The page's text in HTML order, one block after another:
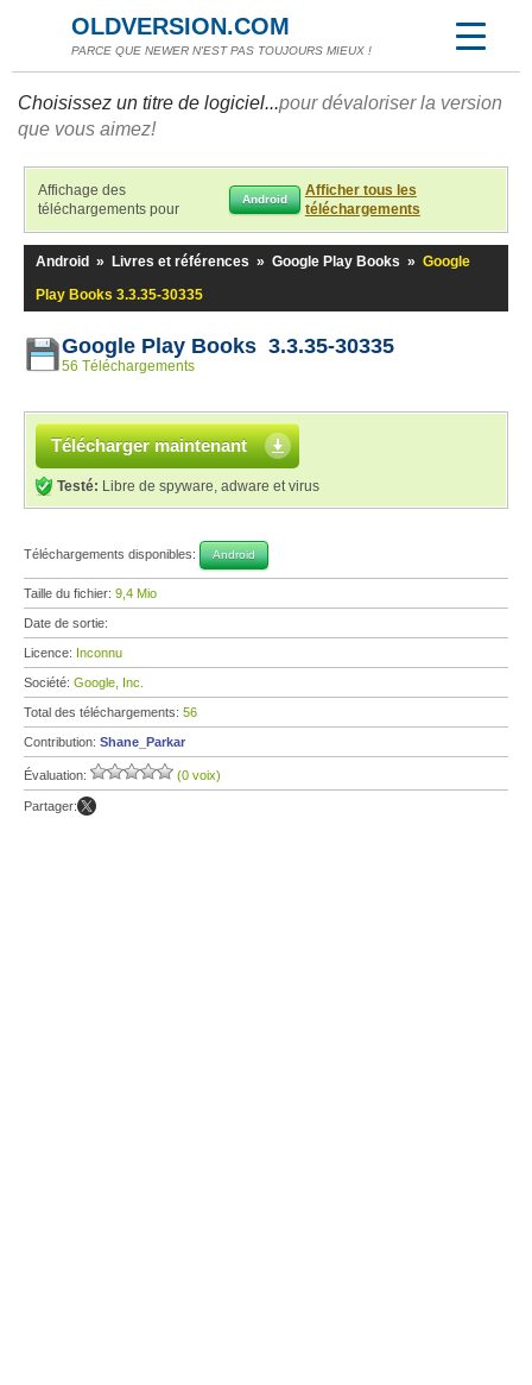
OLDVERSION.COM
PARCE QUE NEWER N'EST PAS TOUJOURS MIEUX !
Choisissez un titre de logiciel...pour dévaloriser la version
que vous aimez!
Affichage des
téléchargements pour
Android
Afficher tous les
téléchargements
Android » Livres et références » Google Play Books » Google
Play Books 3.3.35-30335
Google Play Books 3.3.35-30335
56 Téléchargements
Télécharger maintenant
Testé: Libre de spyware, adware et virus
Téléchargements disponibles: Android
Taille du fichier: 9,4 Mio
Date de sortie:
Licence: Inconnu
Société: Google, Inc.
Total des téléchargements: 56
Contribution: Shane_Parkar
Évaluation: (0 voix)
Partager: